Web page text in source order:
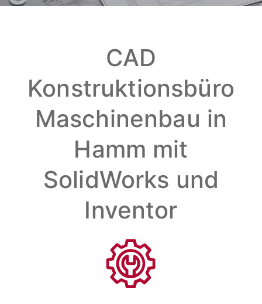
CAD
Konstruktionsbüro
Maschinenbau in
Hamm mit
SolidWorks und
Inventor